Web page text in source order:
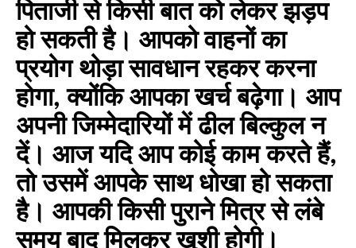
पिताजी से किसी बात को लेकर झड़प
हो सकती है। आपको वाहनों का
प्रयोग थोड़ा सावधान रहकर करना
होगा, क्योंकि आपका खर्च बढ़ेगा। आप
अपनी जिम्मेदारियों में ढील बिल्कुल न
दें। आज यदि आप कोई काम करते हैं,
तो उसमें आपके साथ धोखा हो सकता
है। आपकी किसी पुराने मित्र से लंबे
समय बाद मिलकर खुशी होगी।